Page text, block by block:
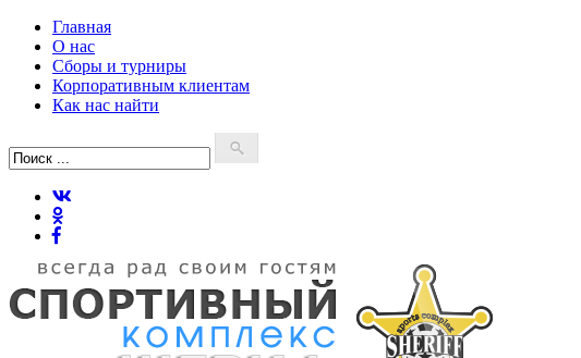
Главная
О нас
Сборы и турниры
Корпоративным клиентам
Как нас найти